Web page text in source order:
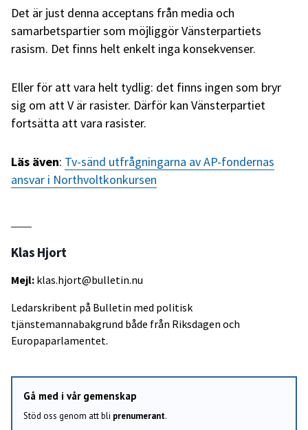
Det är just denna acceptans från media och
samarbetspartier som möjliggör Vänsterpartiets
rasism. Det finns helt enkelt inga konsekvenser.
Eller för att vara helt tydlig: det finns ingen som bryr
sig om att V är rasister. Därför kan Vänsterpartiet
fortsätta att vara rasister.
Läs även: Tv-sänd utfrågningarna av AP-fondernas
ansvar i Northvoltkonkursen
Klas Hjort
Mejl: klas.hjort@bulletin.nu
Ledarskribent på Bulletin med politisk
tjänstemannabakgrund både från Riksdagen och
Europaparlamentet.
Gå med i vår gemenskap
Stöd oss genom att bli prenumerant.